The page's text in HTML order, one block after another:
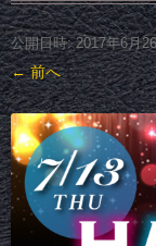
公開日時: 2017年6月
← 前へ